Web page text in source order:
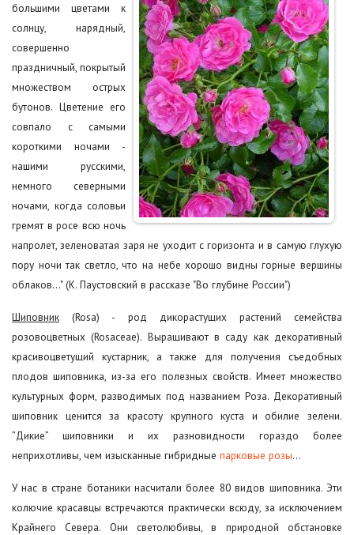
большими цветами к
солнцу, нарядный,
совершенно
праздничный, покрытый
множеством острых
бутонов. Цветение его
совпало с самыми
короткими ночами -
нашими русскими,
немного северными
ночами, когда соловьи
гремят в росе всю ночь
напролет, зеленоватая заря не уходит с горизонта и в самую глухую
пору ночи так светло, что на небе хорошо видны горные вершины
облаков…" (К. Паустовский в рассказе "Во глубине России")
Шиповник (Rosa) - род дикорастущих растений семейства
розовоцветных (Rosaceae). Выращивают в саду как декоративный
красивоцветущий кустарник, а также для получения съедобных
плодов шиповника, из-за его полезных свойств. Имеет множество
культурных форм, разводимых под названием Роза. Декоративный
шиповник ценится за красоту крупного куста и обилие зелени.
”Дикие” шиповники и их разновидности гораздо более
неприхотливы, чем изысканные гибридные парковые розы…
У нас в стране ботаники насчитали более 80 видов шиповника. Эти
колючие красавцы встречаются практически всюду, за исключением
Крайнего Севера. Они светолюбивы, в природной обстановке